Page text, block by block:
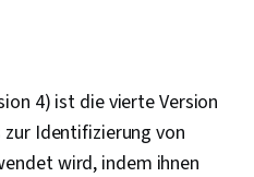
Rahmen für das
und
Open Web Application
(OWASP), Risikomanagement,
4) ist die vierte Version
Identifizierung von
wird, indem ihnen